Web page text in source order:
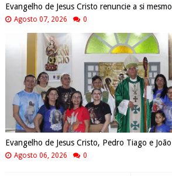
Evangelho de Jesus Cristo renuncie a si mesmo
Agosto 07, 2026 0
Evangelho de Jesus Cristo, Pedro Tiago e João
Agosto 06, 2026 0